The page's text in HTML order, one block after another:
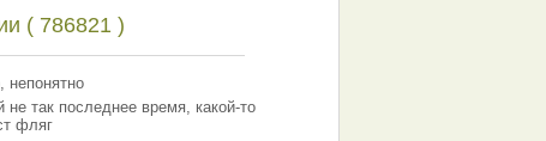
( 786821 )
непонятно
не так последнее время, какой-то
фляг